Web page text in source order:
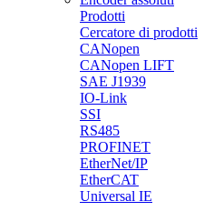
Prodotti
Cercatore di prodotti
CANopen
CANopen LIFT
SAE J1939
IO-Link
SSI
RS485
PROFINET
EtherNet/IP
EtherCAT
Universal IE